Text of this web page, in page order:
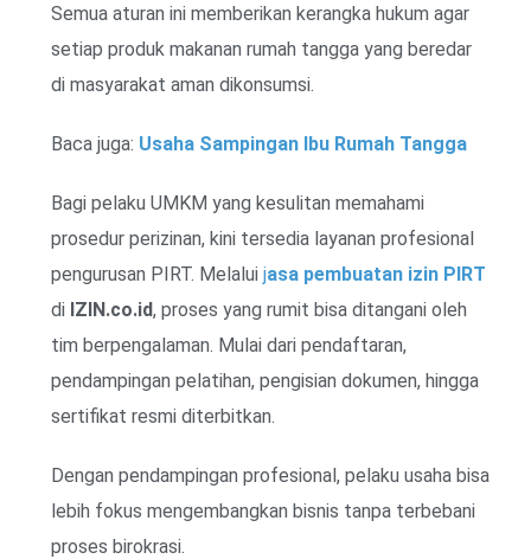
Semua aturan ini memberikan kerangka hukum agar
setiap produk makanan rumah tangga yang beredar
di masyarakat aman dikonsumsi.
Baca juga: Usaha Sampingan Ibu Rumah Tangga
Bagi pelaku UMKM yang kesulitan memahami
prosedur perizinan, kini tersedia layanan profesional
pengurusan PIRT. Melalui jasa pembuatan izin PIRT
di IZIN.co.id, proses yang rumit bisa ditangani oleh
tim berpengalaman. Mulai dari pendaftaran,
pendampingan pelatihan, pengisian dokumen, hingga
sertifikat resmi diterbitkan.
Dengan pendampingan profesional, pelaku usaha bisa
lebih fokus mengembangkan bisnis tanpa terbebani
proses birokrasi.